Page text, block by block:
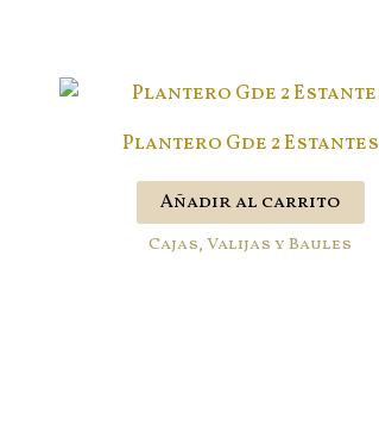
Plantero Gde 2 Estantes
Añadir al carrito
Cajas, Valijas y Baules